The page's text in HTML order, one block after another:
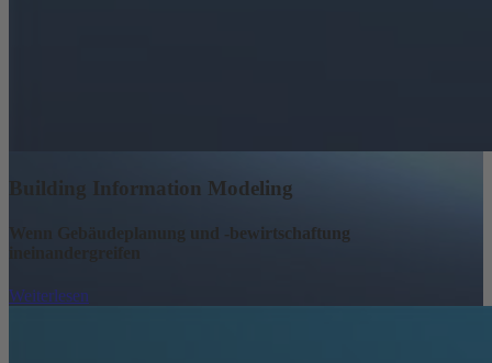
Building Information Modeling
Wenn Gebäudeplanung und -bewirtschaftung
ineinandergreifen
Weiterlesen